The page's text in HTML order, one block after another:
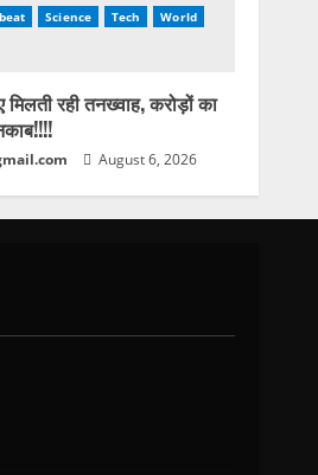
Science Tech
World
मिलती रही तनख्वाह, करोड़ों का
August 6, 2026